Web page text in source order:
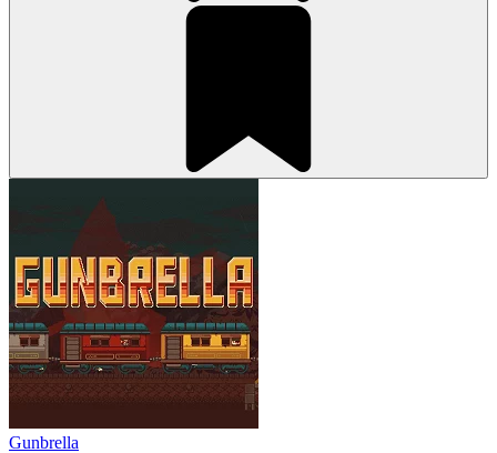
Gunbrella